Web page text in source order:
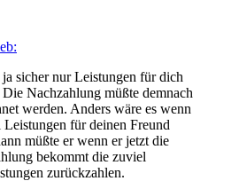
sicher nur Leistungen für dich
Nachzahlung müßte demnach
werden. Anders wäre es wenn
Leistungen für deinen Freund
müßte er wenn er jetzt die
bekommt die zuviel
zurückzahlen.